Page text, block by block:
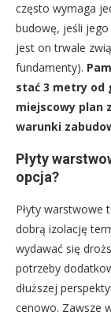
często wymaga
budowę, jeśli
jest on trwale
fundamenty).
stać 3 metry od
miejscowy plan
warunki
Płyty
opcja?
Płyty warstwowe
dobrą izolację
wydawać się
potrzeby
dłuższej
cenowo. Zawsze